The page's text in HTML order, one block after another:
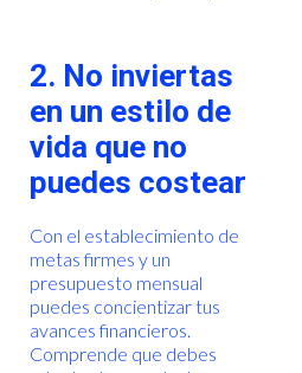
2. No inviertas
en un estilo de
vida que no
puedes costear
Con el establecimiento de
metas firmes y un
presupuesto mensual
puedes concientizar tus
avances financieros.
Comprende que debes